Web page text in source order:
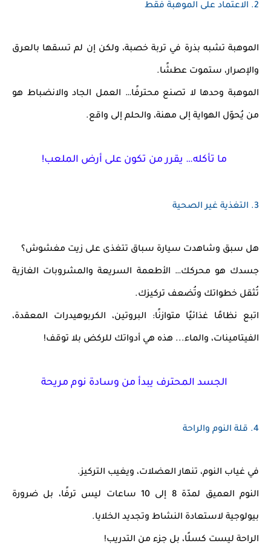
2. الاعتماد على الموهبة فقط
الموهبة تشبه بذرة في تربة خصبة، ولكن إن لم تسقها بالعرق
والإصرار، ستموت عطشًا.
الموهبة وحدها لا تصنع محترفًا… العمل الجاد والانضباط هو
من يُحوّل الهواية إلى مهنة، والحلم إلى واقع.
ما تأكله… يقرر من تكون على أرض الملعب!
3. التغذية غير الصحية
هل سبق وشاهدت سيارة سباق تتغذى على زيت مغشوش؟
جسدك هو محركك… الأطعمة السريعة والمشروبات الغازية
تُثقل خطواتك وتُضعف تركيزك.
اتبع نظامًا غذائيًا متوازنًا: البروتين، الكربوهيدرات المعقدة،
الفيتامينات، والماء... هذه هي أدواتك للركض بلا توقف!
الجسد المحترف يبدأ من وسادة نوم مريحة
4. قلة النوم والراحة
في غياب النوم، تنهار العضلات، ويغيب التركيز.
النوم العميق لمدّة 8 إلى 10 ساعات ليس ترفًا، بل ضرورة
بيولوجية لاستعادة النشاط وتجديد الخلايا.
الراحة ليست كسلًا، بل جزء من التدريب!